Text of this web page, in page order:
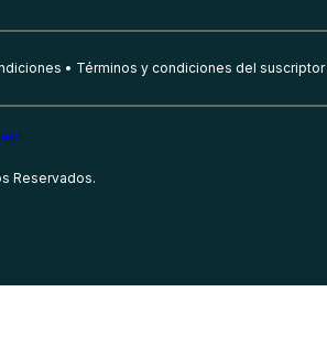
Términos y condiciones del suscriptor
Reservados.